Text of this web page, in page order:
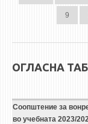
9
ОГЛАСНА
Соопштение за
во учебната 2023/